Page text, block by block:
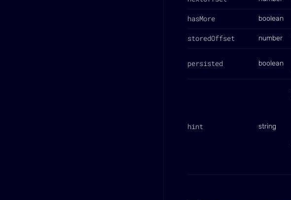
hasMore boolean
storedOffset number
persisted boolean
hint string